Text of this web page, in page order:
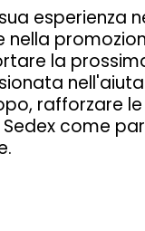
esperienza
la
rafforzare
come